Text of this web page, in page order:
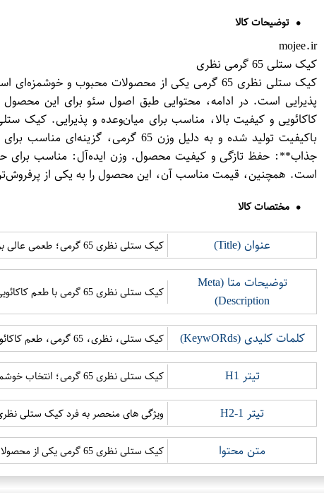
توضیحات کالا
mojee.ir
کیک ستلی 65 گرمی نظری
کیک ستلی نظری 65 گرمی یکی از محصولات محبوب و
باکیفیت تولید شده و به دلیل
جذاب**: حفظ تازگی و کیفیت محصول. وزن ایده‌آل: مناسب برای
است. همچنین، قیمت مناسب آن، این محصول را به یکی از
مختصات کالا
عنوان (Title) کیک ستلی نظری 65 گرمی؛ طعمی عالی برای هر زمان
توضیحات متا (Meta
Description)
کیک ستلی نظری 65 گرمی با طعم کاکائویی و کیفیت بالا، مناسب برای میان وعده یا پذیرایی.
کلمات کلیدی (KeywO​Rds) کیک ستلی، نظری، 65 گرمی، طعم کاکائویی، میان وعده، پذیرایی، کیک شکلاتی
تیتر H1 کیک ستلی نظری 65 گرمی؛ انتخاب خوشمزه برای همه سنین
تیتر H2-1 ویژگی های منحصر به فرد کیک ستلی
متن محتوا کیک ستلی نظری 65 گرمی یکی از محصولات پرطرفدار با طعم بی نظیر کاکائویی است که به دلیل وزن مناسب و بسته بندی جذاب، انتخابی عالی برای میان وعده و پذیرایی می باشد.